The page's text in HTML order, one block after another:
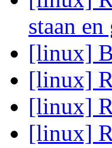
staan
[linux]
[linux]
[linux]
[linux]